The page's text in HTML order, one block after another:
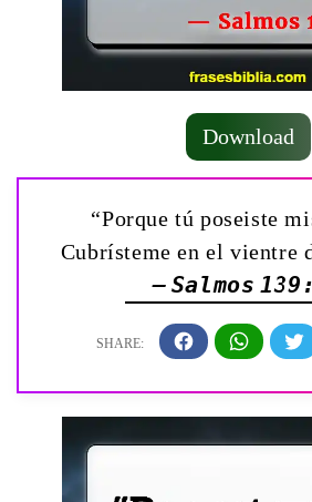
Download
“Porque tú poseiste
Cubrísteme en el vientre
— Salmos